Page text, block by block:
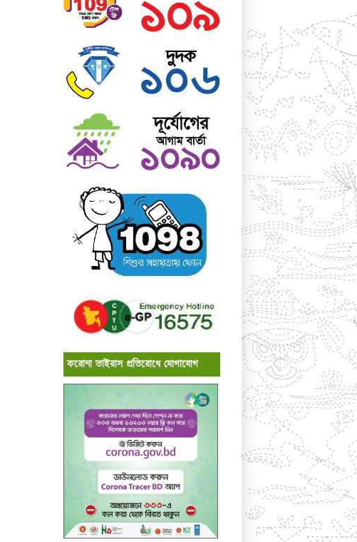
করোনা ভাইরাস প্রতিরোধে যোগাযোগ